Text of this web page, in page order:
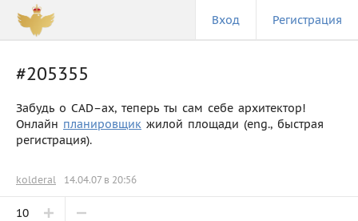
Вход Регистрация
#205355
Забудь о CAD–ах, теперь ты сам себе архитектор!
Онлайн планировщик жилой площади (eng., быстрая
регистрация).
kolderal 14.04.07 в 20:56
10